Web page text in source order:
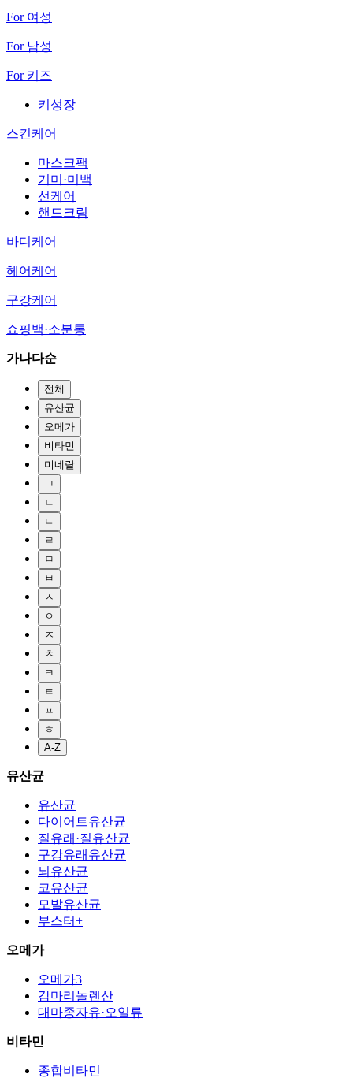
For 여성
For 남성
For 키즈
키성장
스킨케어
마스크팩
기미·미백
선케어
핸드크림
바디케어
헤어케어
구강케어
쇼핑백·소분통
가나다순
전체
유산균
오메가
비타민
미네랄
ㄱ
ㄴ
ㄷ
ㄹ
ㅁ
ㅂ
ㅅ
ㅇ
ㅈ
ㅊ
ㅋ
ㅌ
ㅍ
ㅎ
A-Z
유산균
유산균
다이어트유산균
질유래·질유산균
구강유래유산균
뇌유산균
코유산균
모발유산균
부스터+
오메가
오메가3
감마리놀렌산
대마종자유·오일류
비타민
종합비타민